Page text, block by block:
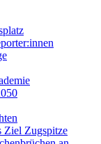
Ziel Zugspitze